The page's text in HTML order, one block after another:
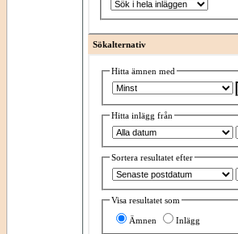
Sökalternativ
Hitta ämnen med
Hitta inlägg från
Sortera resultatet efter
Visa resultatet som
Ämnen Inlägg